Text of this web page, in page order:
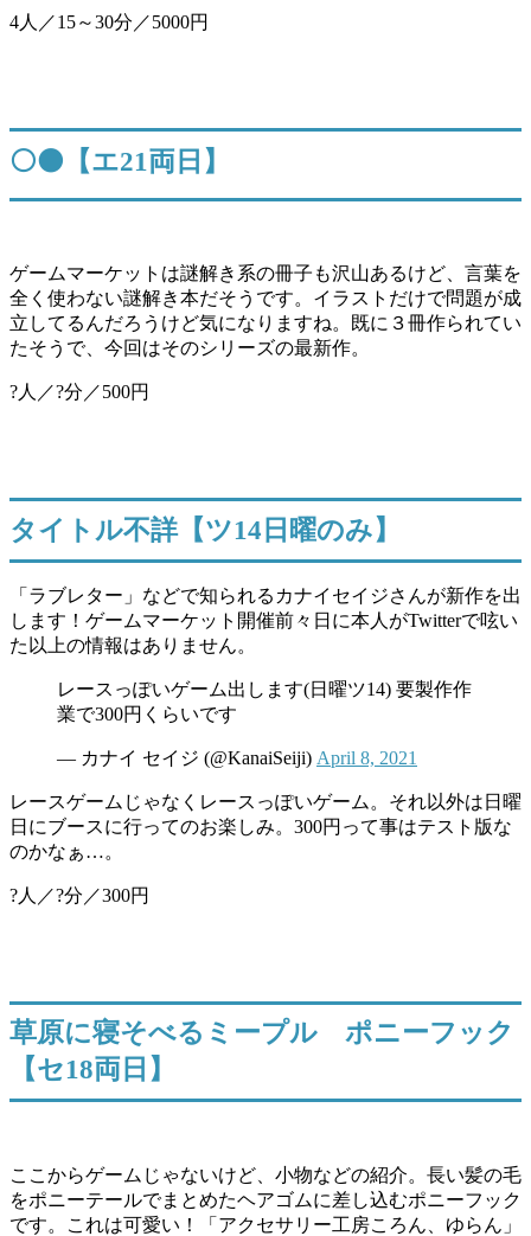
4人／15～30分／5000円
⚪️⚫️【エ21両日】
ゲームマーケットは謎解き系の冊子も沢山あるけど、言葉を
全く使わない謎解き本だそうです。イラストだけで問題が成
立してるんだろうけど気になりますね。既に３冊作られてい
たそうで、今回はそのシリーズの最新作。
?人／?分／500円
タイトル不詳【ツ14日曜のみ】
「ラブレター」などで知られるカナイセイジさんが新作を出
します！ゲームマーケット開催前々日に本人がTwitterで呟い
た以上の情報はありません。
レースっぽいゲーム出します(日曜ツ14) 要製作作
業で300円くらいです
— カナイ セイジ (@KanaiSeiji) April 8, 2021
レースゲームじゃなくレースっぽいゲーム。それ以外は日曜
日にブースに行ってのお楽しみ。300円って事はテスト版な
のかなぁ…。
?人／?分／300円
草原に寝そべるミープル ポニーフック
【セ18両日】
ここからゲームじゃないけど、小物などの紹介。長い髪の毛
をポニーテールでまとめたヘアゴムに差し込むポニーフック
です。これは可愛い！「アクセサリー工房ころん、ゆらん」